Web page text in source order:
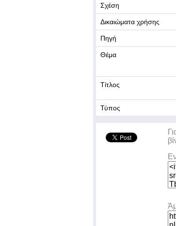
Σχέση
Δικαιώματα χρήσης
Πηγή
Θέμα
Τίτλος
Τύπος